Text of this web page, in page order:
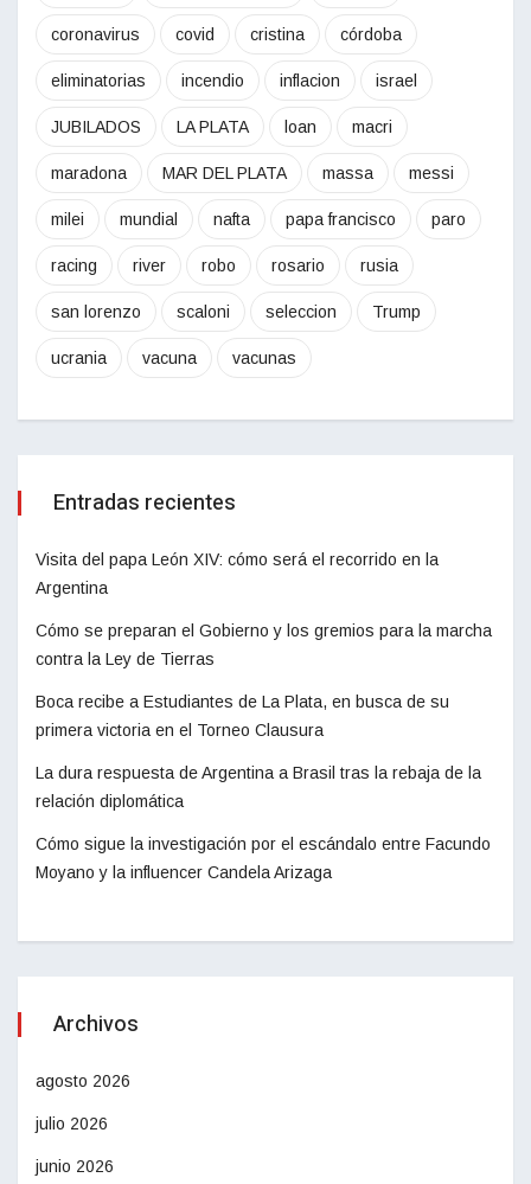
coronavirus covid cristina córdoba
eliminatorias incendio inflacion israel
JUBILADOS LA PLATA loan macri
maradona MAR DEL PLATA massa messi
milei mundial nafta papa francisco paro
racing river robo rosario rusia
san lorenzo scaloni seleccion Trump
ucrania vacuna vacunas
Entradas recientes
Visita del papa León XIV: cómo será el recorrido en la
Argentina
Cómo se preparan el Gobierno y los gremios para la marcha
contra la Ley de Tierras
Boca recibe a Estudiantes de La Plata, en busca de su
primera victoria en el Torneo Clausura
La dura respuesta de Argentina a Brasil tras la rebaja de la
relación diplomática
Cómo sigue la investigación por el escándalo entre Facundo
Moyano y la influencer Candela Arizaga
Archivos
agosto 2026
julio 2026
junio 2026